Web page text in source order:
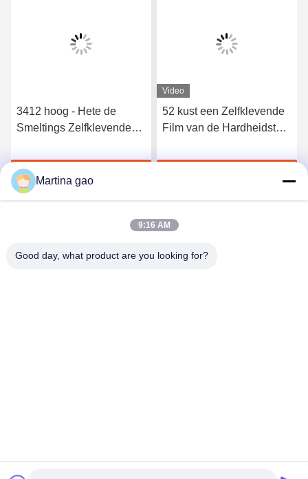
3412 hoog - Hete de
Smeltings Zelfklevende
Elastische Polyurethaan
Krijg Beste Prijs
Video
52 kust een Zelfklevende
Film van de Hardheidstpu
Naadloos Ondergoed
Film Leverancier. Copyright © 2018-2026 Shenzhen Tunsing
Martina gao
9:16 AM
Good day, what product are you looking for?